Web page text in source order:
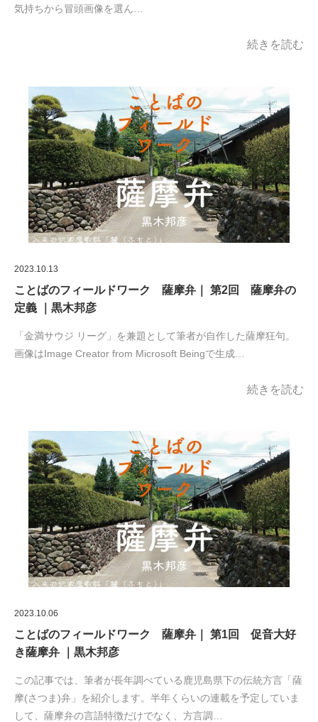
気持ちから冒頭画像を選ん…
続きを読む
2023.10.13
ことばのフィールドワーク 薩摩弁｜ 第2回 薩摩弁の
定義 ｜黒木邦彦
「金満サウジ リーグ」を兼題として筆者が自作した薩摩狂句。
画像はImage Creator from Microsoft Beingで生成…
続きを読む
2023.10.06
ことばのフィールドワーク 薩摩弁｜ 第1回 促音大好
き薩摩弁 ｜黒木邦彦
この記事では、筆者が長年調べている鹿児島県下の伝統方言「薩
摩(さつま)弁」を紹介します。半年くらいの連載を予定していま
して、薩摩弁の言語特徴だけでなく、方言調…